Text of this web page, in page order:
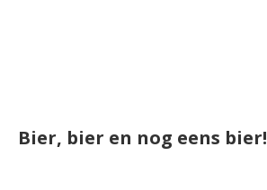
Bier, bier en nog eens bier!